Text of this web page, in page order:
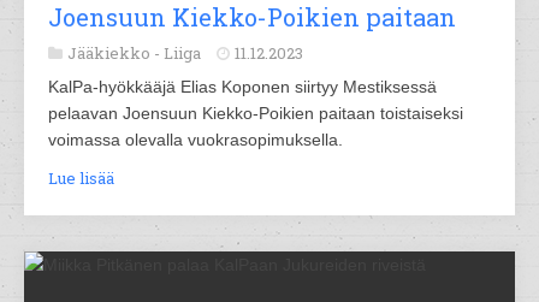
Joensuun Kiekko-Poikien paitaan
Jääkiekko - Liiga 11.12.2023
KalPa-hyökkääjä Elias Koponen siirtyy Mestiksessä
pelaavan Joensuun Kiekko-Poikien paitaan toistaiseksi
voimassa olevalla vuokrasopimuksella.
Lue lisää